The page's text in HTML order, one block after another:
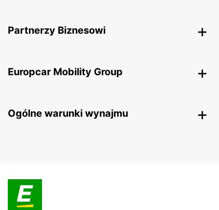
Partnerzy Biznesowi
Europcar Mobility Group
Ogólne warunki wynajmu